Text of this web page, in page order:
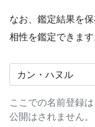
なお、鑑定結果を
相性を鑑定できます
ここでの名前登録
公開はされません。